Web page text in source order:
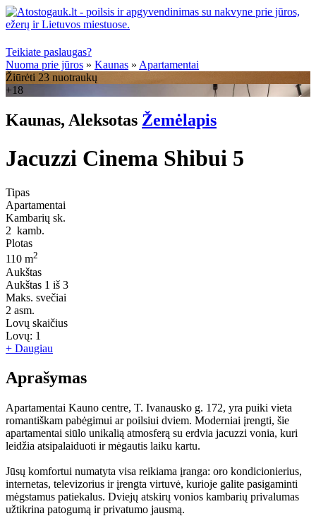
Teikiate paslaugas?
Nuoma prie jūros » Kaunas » Apartamentai
Žiūrėti 23 nuotraukų
+18
Kaunas, Aleksotas Žemėlapis
Jacuzzi Cinema Shibui 5
Tipas
Apartamentai
Kambarių sk.
2 kamb.
Plotas
110 m2
Aukštas
Aukštas 1 iš 3
Maks. svečiai
2 asm.
Lovų skaičius
Lovų: 1
+ Daugiau
Aprašymas
Apartamentai Kauno centre, T. Ivanausko g. 172, yra puiki vieta
romantiškam pabėgimui ar poilsiui dviem. Moderniai įrengti, šie
apartamentai siūlo unikalią atmosferą su erdvia jacuzzi vonia, kuri
leidžia atsipalaiduoti ir mėgautis laiku kartu.
Jūsų komfortui numatyta visa reikiama įranga: oro kondicionierius,
internetas, televizorius ir įrengta virtuvė, kurioje galite pasigaminti
mėgstamus patiekalus. Dviejų atskirų vonios kambarių privalumas
užtikrina patogumą ir privatumo jausmą.